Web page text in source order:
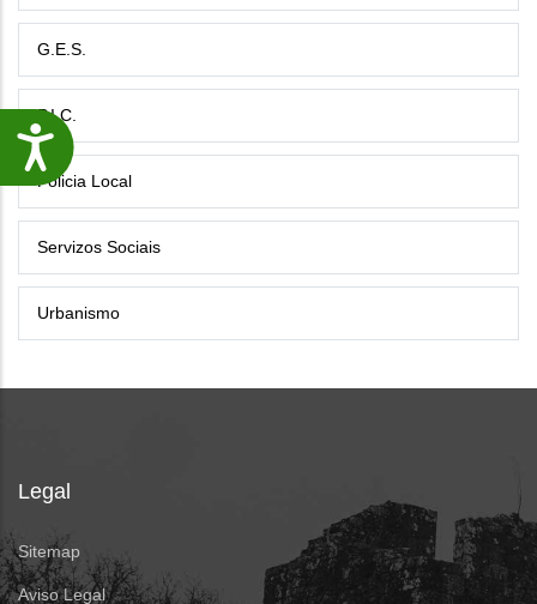
Accesibilidade
G.E.S.
P.I.C.
Policia Local
Servizos Sociais
Urbanismo
Legal
Sitemap
Aviso Legal